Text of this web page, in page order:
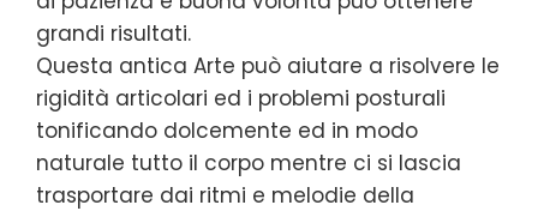
grandi risultati.
Questa antica Arte può aiutare a risolvere le
rigidità articolari ed i problemi posturali
tonificando dolcemente ed in modo
naturale tutto il corpo mentre ci si lascia
trasportare dai ritmi e melodie della